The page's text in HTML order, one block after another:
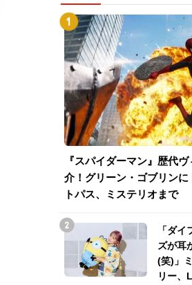
『スパイダーマン』歴代
介！グリーン・ゴブリンに
トパス、ミステリオまで
「ダ
ズが耳
(笑)」
リー、